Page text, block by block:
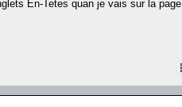
En-Tetes quan je vais sur la page.